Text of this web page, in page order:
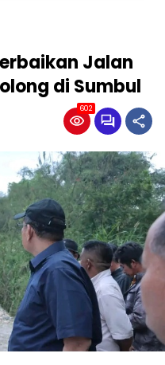
Jalan
di Sumbul
602